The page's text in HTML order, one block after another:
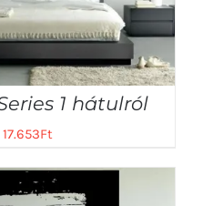
1 hátulról
17.653Ft